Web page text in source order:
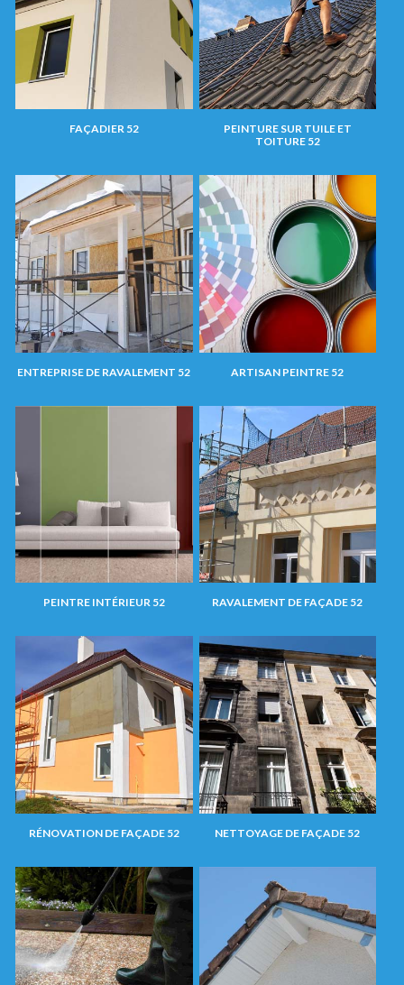
FAÇADIER 52
PEINTURE SUR TUILE ET
TOITURE 52
ENTREPRISE DE RAVALEMENT 52 ARTISAN PEINTRE 52
PEINTRE INTÉRIEUR 52 RAVALEMENT DE FAÇADE 52
RÉNOVATION DE FAÇADE 52 NETTOYAGE DE FAÇADE 52